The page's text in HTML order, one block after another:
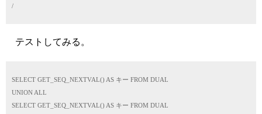
/
テストしてみる。
SELECT GET_SEQ_NEXTVAL() AS キー FROM DUAL
UNION ALL
SELECT GET_SEQ_NEXTVAL() AS キー FROM DUAL